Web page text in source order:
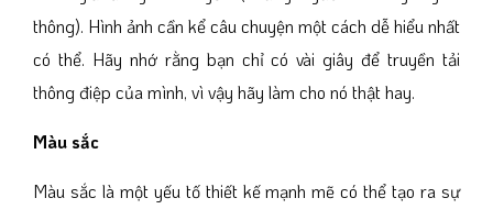
thông). Hình ảnh cần kể câu chuyện một cách dễ hiểu nhất
có thể. Hãy nhớ rằng bạn chỉ có vài giây để truyền tải
thông điệp của mình, vì vậy hãy làm cho nó thật hay.
Màu sắc
Màu sắc là một yếu tố thiết kế mạnh mẽ có thể tạo ra sự